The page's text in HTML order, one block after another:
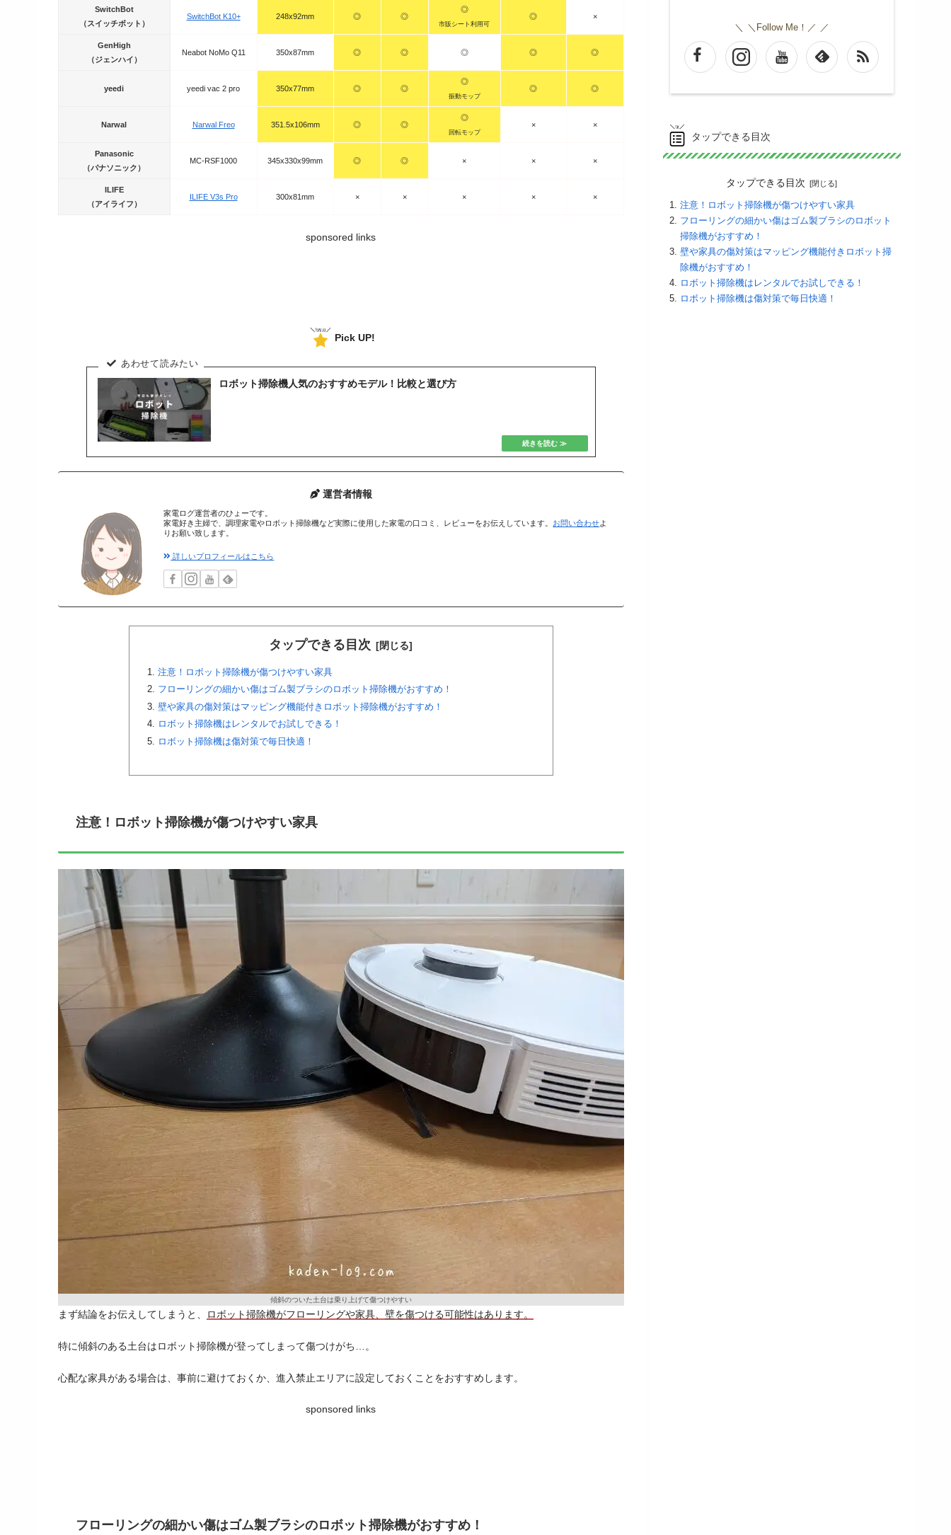
SwitchBot
（スイッチボット）
SwitchBot K10+ 248x92mm ◎ ◎
◎
市販シート利用可
◎ ×
GenHigh
（ジェンハイ）
Neabot NoMo Q11 350x87mm ◎ ◎ ◎ ◎ ◎
yeedi yeedi vac 2 pro 350x77mm ◎ ◎
◎
振動モップ
◎ ◎
Narwal Narwal Freo 351.5x106mm ◎ ◎
◎
回転モップ
× ×
Panasonic
（パナソニック）
MC-RSF1000 345x330x99mm ◎ ◎ × × ×
ILIFE
（アイライフ）
ILIFE V3s Pro 300x81mm × × × × ×
sponsored links
Pick UP!
ロボット掃除機人気のおすすめモデル！比較と選び方
運営者情報
家電ログ運営者のひょーです。
家電好き主婦で、調理家電やロボット掃除機など実際に使用した家電の口コミ、レビューをお伝えしています。 お問い合わせよ
りお願い致します。
詳しいプロフィールはこちら
タップできる目次
注意！ロボット掃除機が傷つけやすい家具
フローリングの細かい傷はゴム製ブラシのロボット掃除機がおすすめ！
壁や家具の傷対策はマッピング機能付きロボット掃除機がおすすめ！
ロボット掃除機はレンタルでお試しできる！
ロボット掃除機は傷対策で毎日快適！
注意！ロボット掃除機が傷つけやすい家具
傾斜のついた土台は乗り上げて傷つけやすい
まず結論をお伝えしてしまうと、 ロボット掃除機がフローリングや家具、壁を傷つける可能性はあります。
特に傾斜のある土台はロボット掃除機が登ってしまって傷つけがち…。
心配な家具がある場合は、事前に避けておくか、進入禁止エリアに設定しておくことをおすすめします。
sponsored links
フローリングの細かい傷はゴム製ブラシのロボット掃除機がおすすめ！
＼Follow Me！／
タップできる目次
タップできる目次
注意！ロボット掃除機が傷つけやすい家具
フローリングの細かい傷はゴム製ブラシのロボット
掃除機がおすすめ！
壁や家具の傷対策はマッピング機能付きロボット掃
除機がおすすめ！
ロボット掃除機はレンタルでお試しできる！
ロボット掃除機は傷対策で毎日快適！